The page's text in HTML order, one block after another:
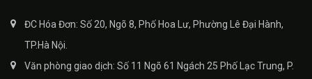
ĐC Hóa Đơn: Số 20, Ngõ 8, Phố Hoa Lư, Phường Lê Đại Hành,
TP.Hà Nội.
Văn phòng giao dịch: Số 11 Ngõ 61 Ngách 25 Phố Lạc Trung, P.